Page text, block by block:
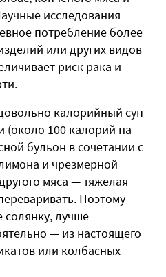
исследования
потребление более
или других видов
риск рака и
калорийный суп
(около 100 калорий на
бульон в сочетании с
и чрезмерной
мяса — тяжелая
Поэтому
солянку, лучше
— из настоящего
или колбасных